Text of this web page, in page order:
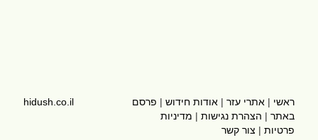
ראשי | אתרי עזר | אודות חידוש | פרסם
באתר | הצהרת נגישות | מדיניות
פרטיות | צור קשר
hidush.co.il